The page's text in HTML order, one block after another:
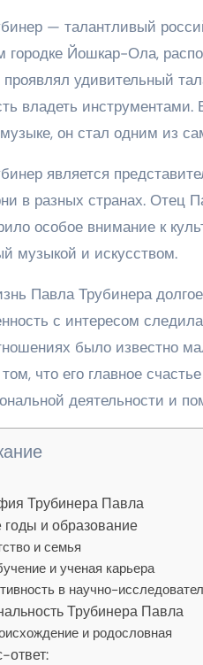
— талантливый
городке Йошкар-Ола,
удивительный
владеть
он стал одним из
является
в разных странах. Отец
особое внимание к
музыкой и искусством.
Павла Трубинера
с интересом
было известно
что его главное
деятельности и
Трубинера Павла
годы и образование
и семья
и ученая карьера
в научно-
Трубинера Павла
и родословная
ответ: